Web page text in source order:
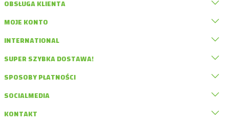
OBSŁUGA KLIENTA
MOJE KONTO
INTERNATIONAL
SUPER SZYBKA DOSTAWA!
SPOSOBY PŁATNOŚCI
SOCIALMEDIA
KONTAKT